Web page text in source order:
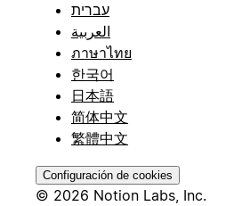
עברית
العربية
ภาษาไทย
한국어
日本語
简体中文
繁體中文
Configuración de cookies
© 2026 Notion Labs, Inc.